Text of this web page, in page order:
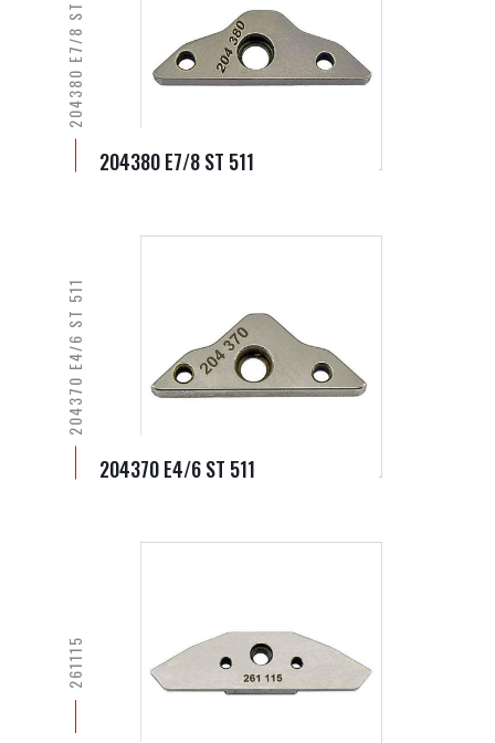
204380 E7/8 ST 511
204380 E7/8 ST 511
204370 E4/6 ST 511
204370 E4/6 ST 511
261115